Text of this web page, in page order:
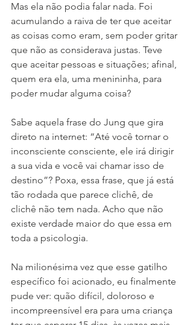
Mas ela não podia falar nada. Foi
acumulando a raiva de ter que aceitar
as coisas como eram, sem poder gritar
que não as considerava justas. Teve
que aceitar pessoas e situações; afinal,
quem era ela, uma menininha, para
poder mudar alguma coisa?
Sabe aquela frase do Jung que gira
direto na internet: “Até você tornar o
inconsciente consciente, ele irá dirigir
a sua vida e você vai chamar isso de
destino”? Poxa, essa frase, que já está
tão rodada que parece clichê, de
clichê não tem nada. Acho que não
existe verdade maior do que essa em
toda a psicologia.
Na milionésima vez que esse gatilho
específico foi acionado, eu finalmente
pude ver: quão difícil, doloroso e
incompreensível era para uma criança